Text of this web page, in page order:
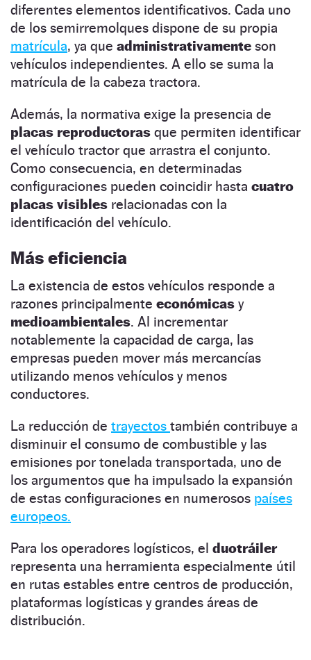
diferentes elementos identificativos. Cada uno
de los semirremolques dispone de su propia
matrícula, ya que administrativamente son
vehículos independientes. A ello se suma la
matrícula de la cabeza tractora.
Además, la normativa exige la presencia de
placas reproductoras que permiten identificar
el vehículo tractor que arrastra el conjunto.
Como consecuencia, en determinadas
configuraciones pueden coincidir hasta cuatro
placas visibles relacionadas con la
identificación del vehículo.
Más eficiencia
La existencia de estos vehículos responde a
razones principalmente económicas y
medioambientales. Al incrementar
notablemente la capacidad de carga, las
empresas pueden mover más mercancías
utilizando menos vehículos y menos
conductores.
La reducción de trayectos también contribuye a
disminuir el consumo de combustible y las
emisiones por tonelada transportada, uno de
los argumentos que ha impulsado la expansión
de estas configuraciones en numerosos países
europeos.
Para los operadores logísticos, el duotráiler
representa una herramienta especialmente útil
en rutas estables entre centros de producción,
plataformas logísticas y grandes áreas de
distribución.